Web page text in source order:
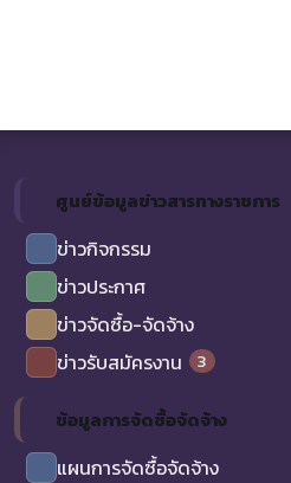
ศูนย์ข้อมูลข่าวสารทางราชการ
ข่าวกิจกรรม
ข่าวประกาศ
ข่าวจัดซื้อ-จัดจ้าง
ข่าวรับสมัครงาน
3
ข้อมูลการจัดซื้อจัดจ้าง
แผนการจัดซื้อจัดจ้าง